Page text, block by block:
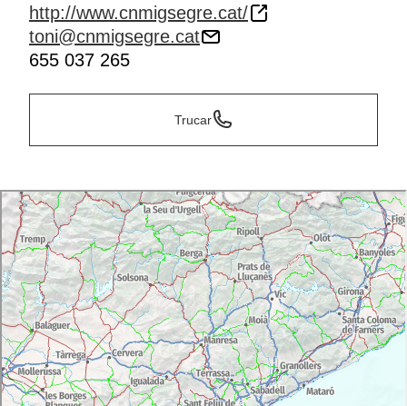
http://www.cnmigsegre.cat/
toni@cnmigsegre.cat
655 037 265
Trucar